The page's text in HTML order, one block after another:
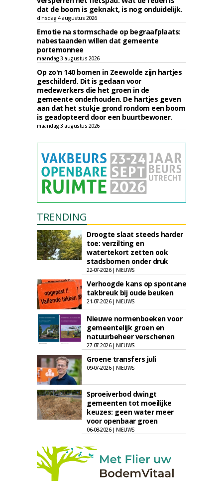
dat de boom is geknakt, is nog onduidelijk.
dinsdag 4 augustus 2026
Emotie na stormschade op begraafplaats:
nabestaanden willen dat gemeente
portemonnee
maandag 3 augustus 2026
Op zo'n 140 bomen in Zeewolde zijn hartjes
geschilderd. Dit is gedaan voor
medewerkers die het groen in de
gemeente onderhouden. De hartjes geven
aan dat het stukje grond rondom een boom
is geadopteerd door een buurtbewoner.
maandag 3 augustus 2026
TRENDING
Droogte slaat steeds harder
toe: verzilting en
watertekort zetten ook
stadsbomen onder druk
22-07-2026 | NIEUWS
Verhoogde kans op spontane
takbreuk bij oude beuken
21-07-2026 | NIEUWS
Nieuwe normenboeken voor
gemeentelijk groen en
natuurbeheer verschenen
27-07-2026 | NIEUWS
Groene transfers juli
09-07-2026 | NIEUWS
Sproeiverbod dwingt
gemeenten tot moeilijke
keuzes: geen water meer
voor openbaar groen
06-08-2026 | NIEUWS